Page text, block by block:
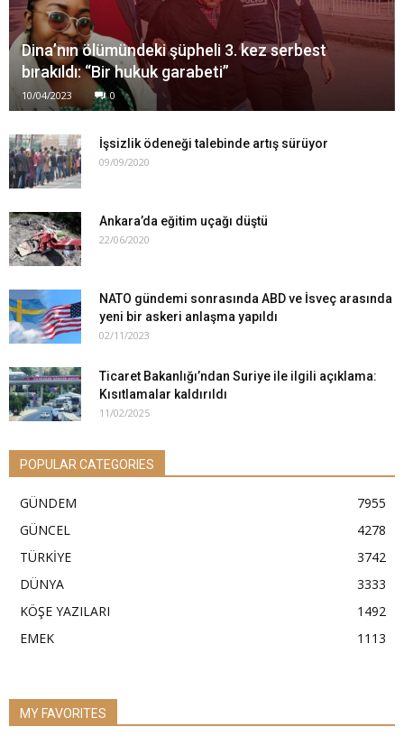
Dina’nın ölümündeki şüpheli 3. kez serbest
bırakıldı: “Bir hukuk garabeti”
10/04/2023 0
İşsizlik ödeneği talebinde artış sürüyor
09/09/2020
Ankara’da eğitim uçağı düştü
22/06/2020
NATO gündemi sonrasında ABD ve İsveç arasında
yeni bir askeri anlaşma yapıldı
02/11/2023
Ticaret Bakanlığı’ndan Suriye ile ilgili açıklama:
Kısıtlamalar kaldırıldı
11/02/2025
POPULAR CATEGORIES
GÜNDEM
7955
GÜNCEL
4278
TÜRKİYE
3742
DÜNYA
3333
KÖŞE YAZILARI
1492
EMEK
1113
MY FAVORITES